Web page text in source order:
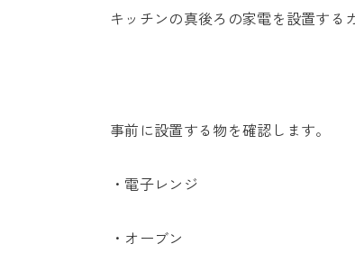
キッチンの真後ろの家電を設置する
事前に設置する物を確認します。
・電子レンジ
・オーブン